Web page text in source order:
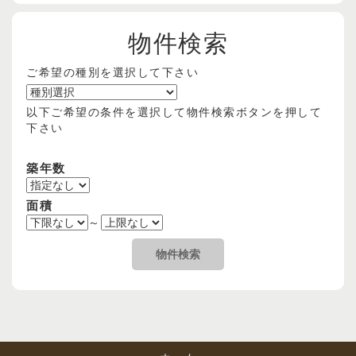
物件検索
ご希望の種別を選択して下さい
以下ご希望の条件を選択して物件検索ボタンを押して
下さい
築年数
面積
～